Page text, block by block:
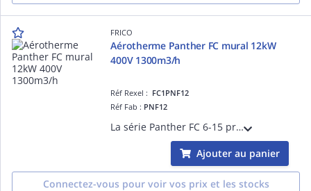
FRICO
Aérotherme Panther FC mural 12kW
400V 1300m3/h
Réf Rexel : FC1PNF12
Réf Fab : PNF12
La série Panther FC 6-15 propose des aérothermes très silencieux et efficaces destinés au chauffage et à la déshumidification des ateliers, des salles de sport, des magasins et des salles de réunion, par exemple.
Ajouter au panier
Connectez-vous pour voir vos prix et les stocks